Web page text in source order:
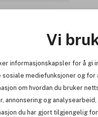
Vi
informasjonskapsler for å gi
sosiale mediefunksjoner og for
om hvordan du bruker
annonsering og
du har gjort tilgjengelig